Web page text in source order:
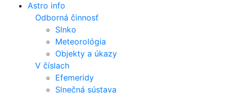
Astro info
Odborná činnosť
Slnko
Meteorológia
Objekty a úkazy
V číslach
Efemeridy
Slnečná sústava